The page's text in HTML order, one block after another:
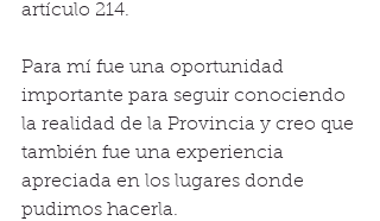
artículo 214.
Para mí fue una oportunidad
importante para seguir conociendo
la realidad de la Provincia y creo que
también fue una experiencia
apreciada en los lugares donde
pudimos hacerla.